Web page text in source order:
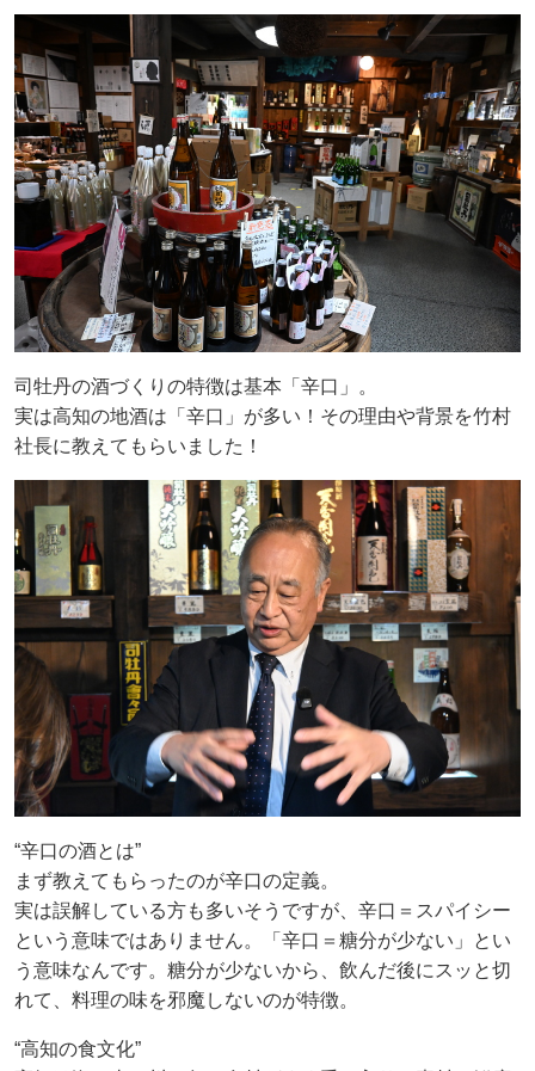
司牡丹の酒づくりの特徴は基本「辛口」。
実は高知の地酒は「辛口」が多い！その理由や背景を竹村
社長に教えてもらいました！
“辛口の酒とは”
まず教えてもらったのが辛口の定義。
実は誤解している方も多いそうですが、辛口＝スパイシー
という意味ではありません。「辛口＝糖分が少ない」とい
う意味なんです。糖分が少ないから、飲んだ後にスッと切
れて、料理の味を邪魔しないのが特徴。
“高知の食文化”